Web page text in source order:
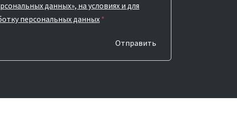
данных», на условиях и для
персональных данных *
Отправить